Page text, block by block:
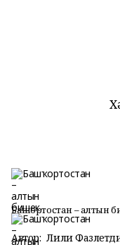
Башҡортостан – алтын
Автор: Лилиә